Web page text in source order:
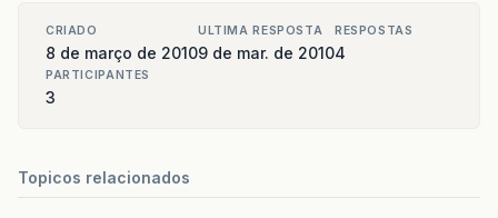
CRIADO
8 de março de 2010
ULTIMA RESPOSTA
9 de mar. de 2010
RESPOSTAS
4
PARTICIPANTES
3
Topicos relacionados